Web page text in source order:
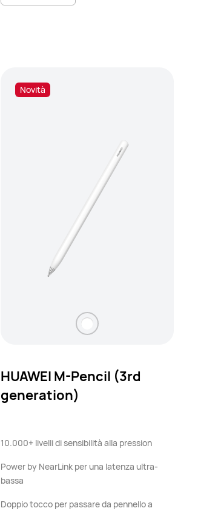
Novità
HUAWEI M-Pencil (3rd
generation)
10.000+ livelli di sensibilità alla pression
Power by NearLink per una latenza ultra-
bassa
Doppio tocco per passare da pennello a